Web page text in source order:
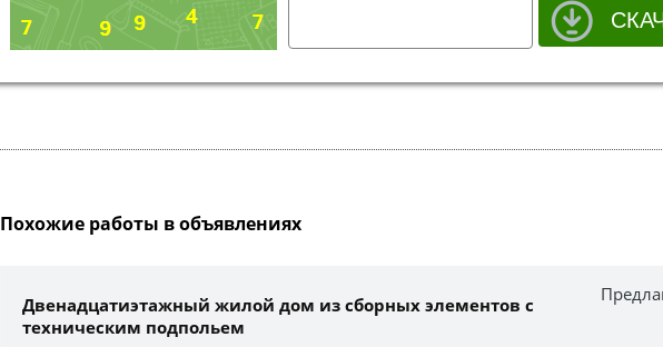
Похожие работы в объявлениях
Двенадцатиэтажный жилой дом из сборных элементов с
техническим подпольем